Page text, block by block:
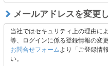
以下よりお問い合わせください。
お問合せフォーム
メールアドレスを変更し
当社ではセキュリティ上の理由に
等、ログインに係る登録情報の変
お問合せフォームより「ご登録情
い。